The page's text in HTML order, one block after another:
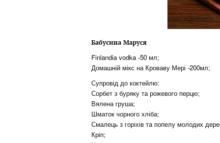
Бабусина Маруся
Finlandia vodka -50 мл;
Домашній мікс на Кроваву Мері -200мл;
Супровід до коктейлю:
Сорбет з буряку та рожевого перцю;
Вялена груша;
Шматок чорного хліба;
Смалець з горіхів та попелу молодих
Кріп;